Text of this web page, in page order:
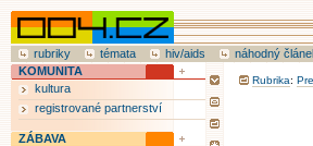
rubriky témata hiv/aids náhodný
Rubrika:
KOMUNITA
kultura
registrované partnerství
ZÁBAVA